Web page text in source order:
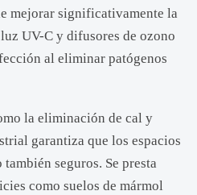
mejorar significativamente la
UV-C y difusores de ozono
al eliminar patógenos
la eliminación de cal y
garantiza que los espacios
seguros. Se presta
como suelos de mármol